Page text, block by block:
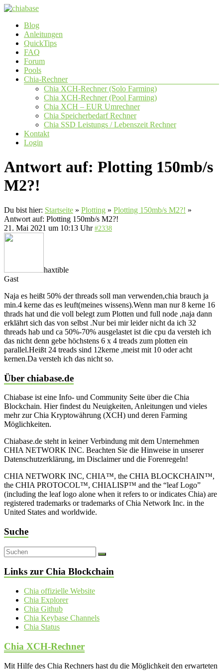
Zum
springen
chiabase
CHIA
Info-
Community
Seite
Menü
Blog
Anleitungen
QuickTips
FAQ
Forum
Pools
Chia-Rechner
Chia XCH-Rechner (Solo Farming)
Chia XCH-Rechner (Pool Farming)
Chia XCH – EUR Umrechner
Chia Speicherbedarf Rechner
Chia SSD Leistungs / Lebenszeit Rechner
Kontakt
Login
Antwort auf: Plotting 150mb/s
M2?!
Du bist hier: Startseite » Plotting » Plotting 150mb/s M2?! »
Antwort auf: Plotting 150mb/s M2?!
21. Mai 2021 um 10:13 Uhr #2338
haxtible
Gast
Naja es heißt 50% der threads soll man verwenden,chia brauch ja
min.4 kerne das es leuft(meines wissens).Wenn man nur 8 kerne 16
thrads hat und die voll belegt zum Plotten und full node ,naja dann
erklährt sich das von selbst .Nur bei mir leider nicht da ich 32
threads hab und ca 50%-70% ausgelastet ist die cpu da versteh ich
das nicht denn gebe höchstens 6 x 4 treads zum plotten ein
parallel.Heißt 24 treads sind 12kerne ,meist mit 10 oder acht
kernen.Da versteh ich das nicht so.
Über chiabase.de
Chiabase ist eine Info- und Community Seite über die Chia
Blockchain. Hier findest du Neuigkeiten, Anleitungen und vieles
mehr zur Chia Kryptowährung (XCH) und deren Farming
Möglichkeiten.
Chiabase.de steht in keiner Verbindung mit dem Unternehmen
CHIA NETWORK INC. Beachten Sie die Hinweise in unserer
Datenschutzerklärung, im Disclaimer und die Forenregeln!
CHIA NETWORK INC, CHIA™, the CHIA BLOCKCHAIN™,
the CHIA PROTOCOL™, CHIALISP™ and the “leaf Logo”
(including the leaf logo alone when it refers to or indicates Chia) are
registered trademarks or trademarks of Chia Network Inc. in the
United States and worldwide.
Suche
Links zur Chia Blockchain
Chia offizielle Website
Chia Explorer
Chia Github
Chia Keybase Channels
Chia Status
Chia XCH-Rechner
Mit Hilfe des Chia Rechners hast du die Möglichkeit den erwarteten